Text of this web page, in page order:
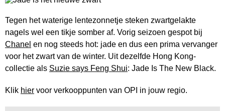
Tegen het waterige lentezonnetje steken zwartgelakte
nagels wel een tikje somber af. Vorig seizoen gespot bij
Chanel en nog steeds hot: jade en dus een prima vervanger
voor het zwart van de winter. Uit dezelfde Hong Kong-
collectie als Suzie says Feng Shui: Jade Is The New Black.
Klik hier voor verkooppunten van OPI in jouw regio.